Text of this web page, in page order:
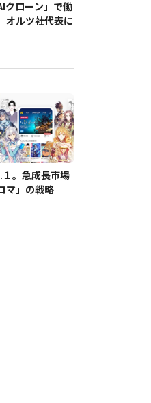
クローン」で働
オルツ社代表に
１。急成長市場
マ」の戦略